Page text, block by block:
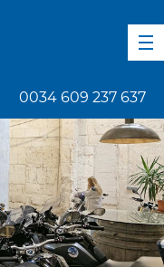
0034 609 237 637